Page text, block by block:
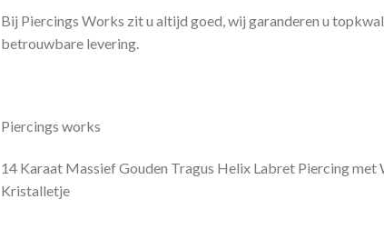
Bij Piercings Works zit u altijd goed, wij garanderen u
betrouwbare levering.
Piercings works
14 Karaat Massief Gouden Tragus Helix Labret Piercing met
Kristalletje